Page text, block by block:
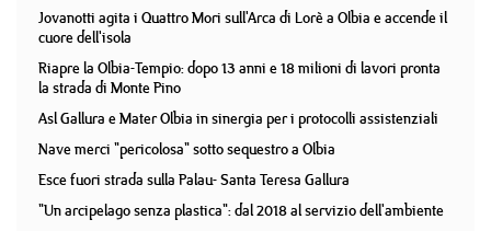
Jovanotti agita i Quattro Mori sull'Arca di Lorè a Olbia e accende il
cuore dell'isola
Riapre la Olbia-Tempio: dopo 13 anni e 18 milioni di lavori pronta
la strada di Monte Pino
Asl Gallura e Mater Olbia in sinergia per i protocolli assistenziali
Nave merci "pericolosa" sotto sequestro a Olbia
Esce fuori strada sulla Palau- Santa Teresa Gallura
"Un arcipelago senza plastica": dal 2018 al servizio dell'ambiente